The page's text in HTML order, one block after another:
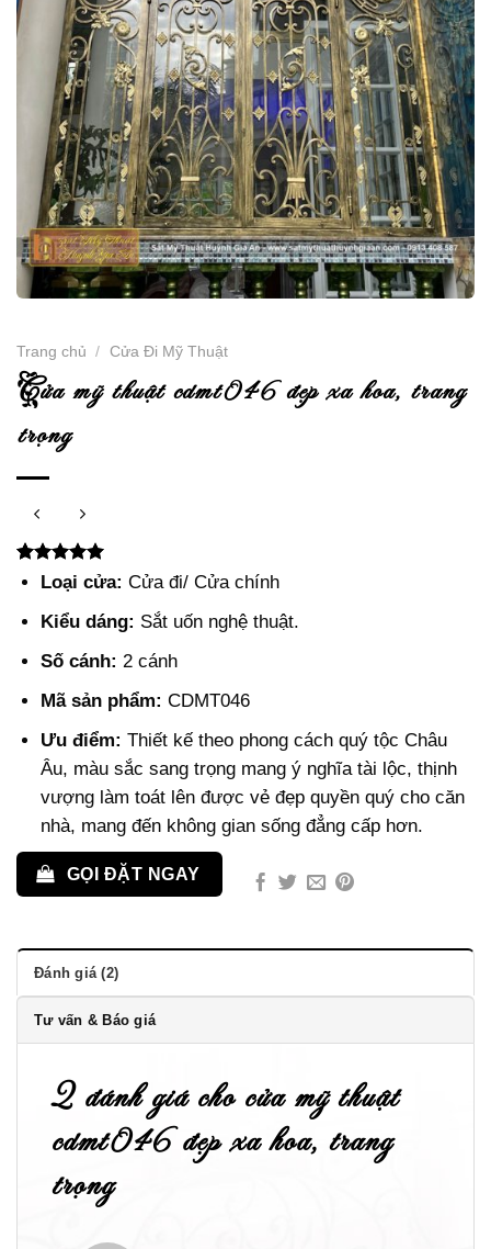
Trang chủ / Cửa Đi Mỹ Thuật
cửa mỹ thuật cdmt046 đẹp xa hoa, trang
trọng
5.00 trên 5
dựa trên
2
đánh giá
Loại cửa: Cửa đi/ Cửa chính
Kiểu dáng: Sắt uốn nghệ thuật.
Số cánh: 2 cánh
Mã sản phẩm: CDMT046
Ưu điểm: Thiết kế theo phong cách quý tộc Châu
Âu, màu sắc sang trọng mang ý nghĩa tài lộc, thịnh
vượng làm toát lên được vẻ đẹp quyền quý cho căn
nhà, mang đến không gian sống đẳng cấp hơn.
GỌI ĐẶT NGAY
Đánh giá (2)
Tư vấn & Báo giá
2 đánh giá chocửa mỹ thuật
cdmt046 đẹp xa hoa, trang
trọng